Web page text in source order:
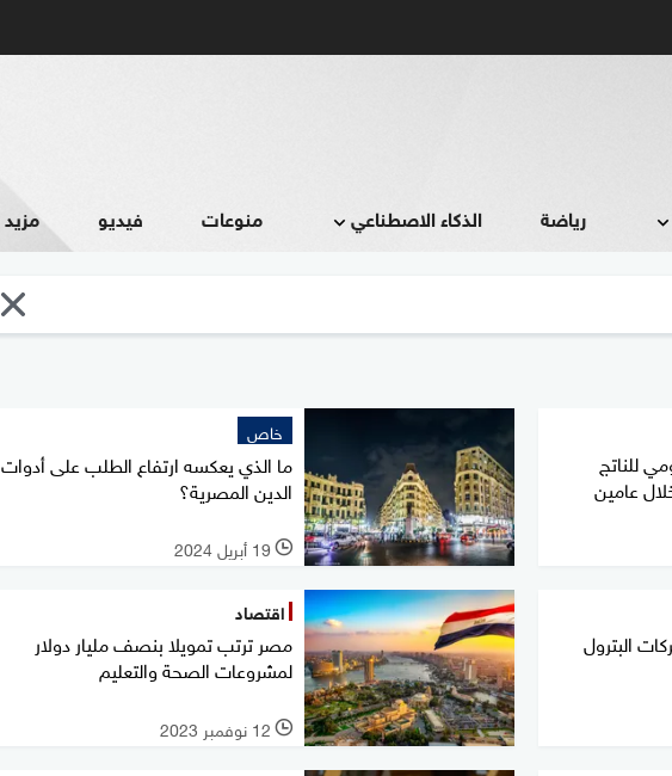
رياضة الذكاء الاصطناعي منوعات فيديو مزيد
للناتج
خاص
ما الذي يعكسه ارتفاع الطلب على أدوات
الدين المصرية؟
l 19 أبريل 2024
البترول
اقتصاد
مصر ترتب تمويلا بنصف مليار دولار
لمشروعات الصحة والتعليم
l 12 نوفمبر 2023